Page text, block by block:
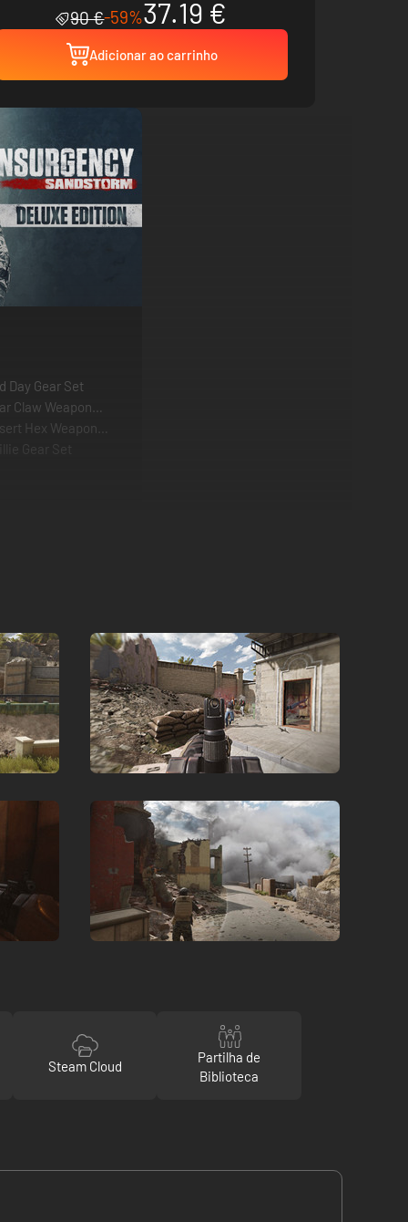
90 €-59%37.19 €
Adicionar ao carrinho
Day Gear Set
Claw Weapon
Hex Weapon
Gear Set
Steam Cloud
Partilha de
Biblioteca